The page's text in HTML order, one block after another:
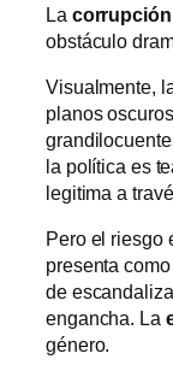
La corrupción
obstáculo
Visualmente,
planos
la política es
legitima a
Pero el riesgo
presenta
de
engancha. La
género.